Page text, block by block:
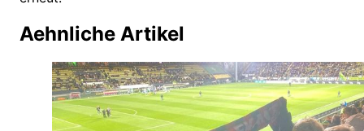
Aehnliche Artikel